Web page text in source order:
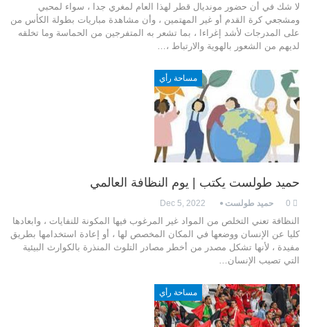
لا شك في أن حضور مونديال قطر لهذا العام لمغري جدا ، سواء لمحبي
ومشجعي كرة القدم أو غير المهتمين ، وأن مشاهدة مباريات بطولة الكأس من
على المدرجات لأشد إغراءا ، بما تشعر به المتفرجين من الحماسة وما تخلقه
لديهم من الشعور بالهوية والارتباط ،…
مساحة رأي
حميد طولست يكتب | يوم النظافة العالمي
حميد طولست Dec 5, 2022
النظافة تعني التخلص من المواد غير المرغوب فيها المكونة للنفايات ، وابعادها
كليا عن الإنسان ووضعها في المكان المخصص لها ، أو إعادة استخدامها بطريق
مفيدة ، لأنها تشكل مصدر من أخطر مصادر التلوث المنذرة بالكوارث البيئية
التي تصيب الإنسان…
مساحة رأي